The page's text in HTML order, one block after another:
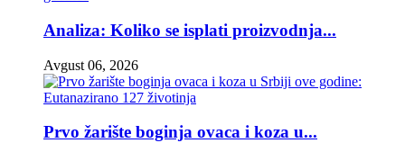
Analiza: Koliko se isplati proizvodnja...
Avgust 06, 2026
Prvo žarište boginja ovaca i koza u...